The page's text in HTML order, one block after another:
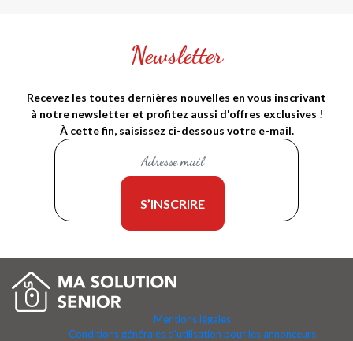
Newsletter
Recevez les toutes dernières nouvelles en vous inscrivant
à notre newsletter et profitez aussi d'offres exclusives !
À cette fin, saisissez ci-dessous votre e-mail.
Mentions légales
Conditions générales d'utilisation pour les annonceurs